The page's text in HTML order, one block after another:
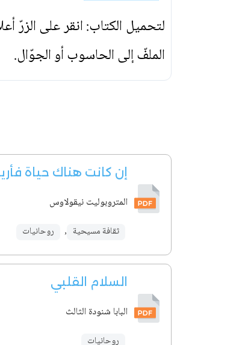
لتحميل الكتاب: انقر على الزرّ
الملفّ إلى الحاسوب أو الجوّال.
إن كانت هناك حياة
المتروبوليت نيقولاوس
ثقافة مسيحية , روحانيات
السلام القلبي
البابا شنودة الثالث
روحانيات